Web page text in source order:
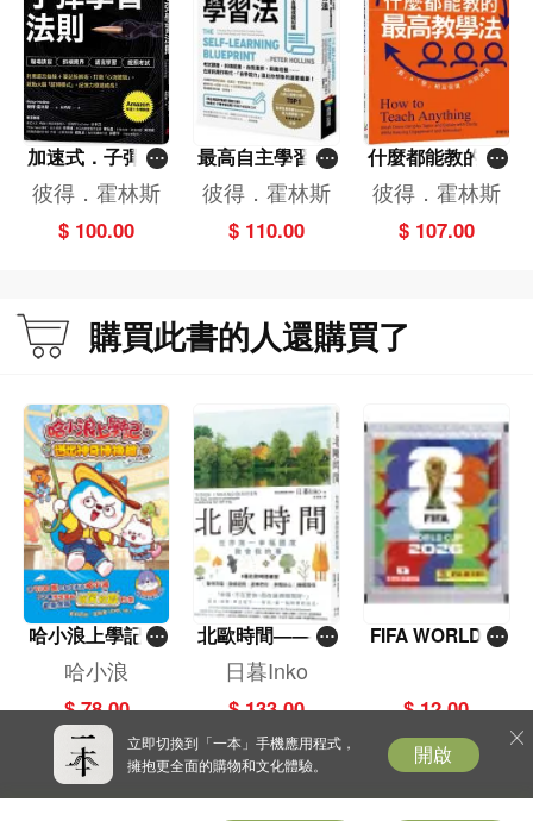
技巧（2）打造無干擾的環境
設計並維護個人所處環境，是最有效的方法。改善環境有兩大重點：減少雜亂與
干擾，以及利用預設效應讓選擇自動化。
排除了會讓你分心或誘使偏離目標的因素後，思緒將會變得更清晰，且能有效提
升注意力、效率與生產力。你不再需要依賴意志力來達成目標，而是自動執行預
設的行為。
技巧（3）運用同儕力量拉自己一把
「你就是與你相處最久的五個人的平均值」。在我們決定要採取行動或養成習慣
除此之外，你還可以找一位問責夥伴，互相做好監督的工作。讓身邊圍繞著支持
你、激勵你、甚至能成為榜樣的人，將能對人生產生極其正面的影響。
延遲享樂可以說是自律的另一種定義，因為你必須暫時放下眼前的快樂，藉以爭
取更大的未來回報。想要做到這一點，訣竅在於「清楚地想像未來的自己」。
作者提出「10．10．10法則」，也就是當你快被衝動擊敗時，先停下來思考：
「現在放任自己的話，我在10分鐘、10小時和10天後，會有什麼感受？」重點在
於對自己誠實，警惕自己合理化或找藉口的習慣，如此一來，就能有效做到延遲
滿足。
◎快撐不住時，怎麼辦？先問自己四個問題！
道理我都懂，但目標真的好遠，感覺好難熬……
當出現快要撐不下去的想法時，該怎麼辦？
別擔心！作者在書中提出四個靈魂拷問，在你想放棄時，趕快翻出來問一問自
己，就能讓你警醒過來，回到既有的正軌上！
．我是否想當一個自律的人？
．我是在做對的事，或者只是做簡單的事？
加速式．子彈學
習法則－－利用
遺忘曲線＋筆記
拆解術，打造
模式」，記憶力
極速成長！
彼得．霍林斯
$ 100.00
最高自主學習法
－－讀書．工
作，一生受用，
快速提取資訊精
彼得．霍林斯
$ 110.00
什麼都能教的最
高教學法
彼得．霍林斯
$ 107.00
購買此書的人還購買了
哈小浪上學記(1
3)——逃出神奇
博物館
哈小浪
$ 78.00
北歐時間——世
界第一幸福國度
教會我的事
日暮Inko
$ 133.00
FIFA WORLD C
包）
$ 12.00
立即切換到「一本」手機應用程式，
擁抱更全面的購物和文化體驗。
開啟